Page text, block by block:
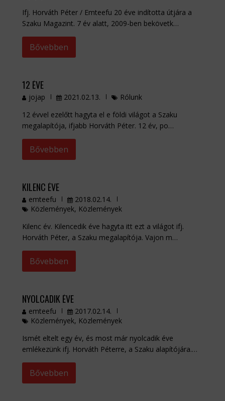
Ifj. Horváth Péter / Emteefu 20 éve indította útjára a
Szaku Magazint. 7 év alatt, 2009-ben bekövetk…
Bővebben
12 ÉVE
jojap 2021.02.13.
Rólunk
12 évvel ezelőtt hagyta el e földi világot a Szaku
megalapítója, ifjabb Horváth Péter. 12 év, po…
Bővebben
KILENC ÉVE
emteefu
2018.02.14.
Közlemények, Közlemények
Kilenc év. Kilencedik éve hagyta itt ezt a világot ifj.
Horváth Péter, a Szaku megalapítója. Vajon m…
Bővebben
NYOLCADIK ÉVE
emteefu
2017.02.14.
Közlemények, Közlemények
Ismét eltelt egy év, és most már nyolcadik éve
emlékezünk ifj. Horváth Péterre, a Szaku alapítójára.…
Bővebben